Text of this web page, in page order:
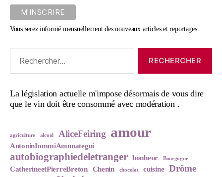
Vous serez informé mensuellement des nouveaux articles et reportages.
La législation actuelle m'impose désormais de vous dire
que le vin doit être consommé avec modération .
agriculture alcool AliceFeiring amour
AntoninIommiAmunategui
autobiographiedeletranger bonheur Bourgogne
CatherineetPierreBreton Chenin chocolat cuisine Drôme